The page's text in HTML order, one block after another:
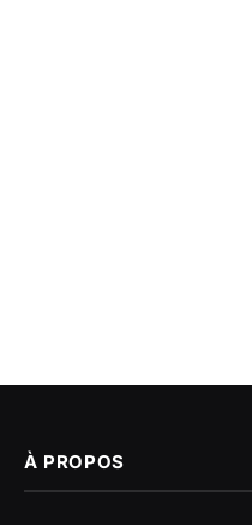
À PROPOS